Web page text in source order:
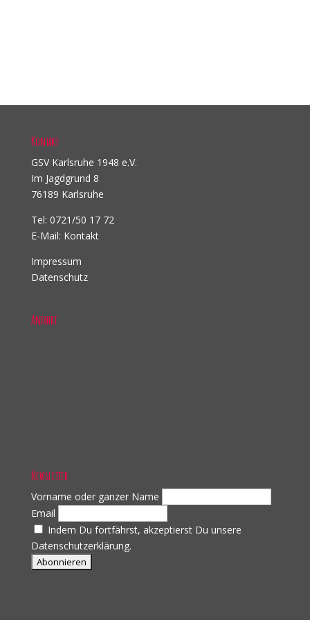
Kontakt
GSV Karlsruhe 1948 e.V.
Im Jagdgrund 8
76189 Karlsruhe
Tel: 0721/50 17 72
E-Mail: Kontakt
Impressum
Datenschutz
Anfahrt
Newsletter
Vorname oder ganzer Name
Email
Indem Du fortfährst, akzeptierst Du unsere
Datenschutzerklärung.